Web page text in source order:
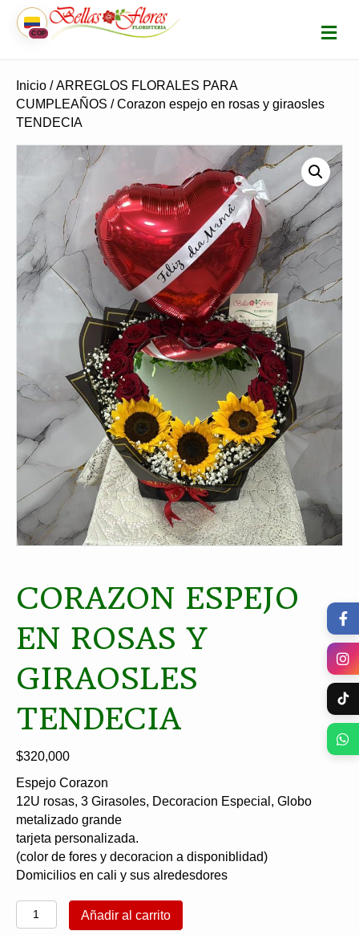
COP M
E
N
Inicio /ARREGLOS FLORALES PARA
CUMPLEAÑOS / Corazon espejo en rosas y giraosles
TENDECIA
CORAZON ESPEJO
EN ROSAS Y
GIRAOSLES
TENDECIA
$320,000
Espejo Corazon
12U rosas, 3 Girasoles, Decoracion Especial, Globo
metalizado grande
tarjeta personalizada.
(color de fores y decoracion a disponiblidad)
Domicilios en cali y sus alredesdores
Corazon
espejo
Añadir al carrito